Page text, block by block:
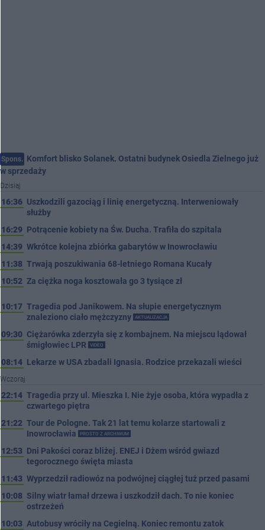
Spons. Komfort blisko Solanek. Ostatni budynek Osiedla Zielnego już
w sprzedaży
Dzisiaj
16:36 Uszkodzili gazociąg i linię energetyczną. Interweniowały
służby
16:29 Potrącenie kobiety na Św. Ducha. Trafiła do szpitala
14:39 Wkrótce kolejna zbiórka gabarytów w Inowrocławiu
11:38 Trwają poszukiwania 68-letniego Romana Kucały
10:52 Za ciężka noga kosztowała go 3 tysiące zł
10:17 Tragedia pod Janikowem. Na słupie energetycznym
znaleziono ciało mężczyzny
AKTUALIZACJA
09:30 Ciężarówka zderzyła się z kombajnem. Na miejscu lądował
śmigłowiec LPR
VIDEO
08:14 Lekarze w USA zbadali Ignasia. Rodzice przekazali wieści
Wczoraj
22:14 Tragedia przy ul. Mieszka I. Nie żyje osoba, która wypadła z
czwartego piętra
21:22 Tour de Pologne. Tak 21 lat temu kolarze startowali z
Inowrocławia
PROSTO Z ARCHIWUM
12:53 Dni Pakości coraz bliżej. ENEJ i Dżem wśród gwiazd
tegorocznego święta miasta
11:43 Wyprzedził radiowóz na podwójnej ciągłej tuż przed pasami
10:08 Silny wiatr łamał drzewa i uszkodził dach. To nie koniec
ostrzeżeń
10:03 Autobusy wróciły na Cegielną. Koniec remontu zatok